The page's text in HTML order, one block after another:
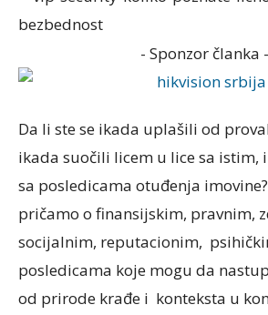
- Sponzor članka -
Da li ste se ikada uplašili od
ikada suočili licem u lice sa istim,
sa posledicama otuđenja
pričamo o finansijskim, pravnim,
socijalnim, reputacionim,
posledicama koje mogu da
od prirode krađe i konteksta u